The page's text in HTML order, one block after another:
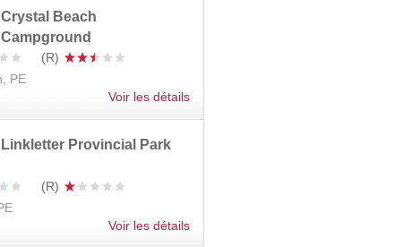
Crystal Beach
Campground
PE
Voir les détails
Linkletter Provincial Park
Voir les détails